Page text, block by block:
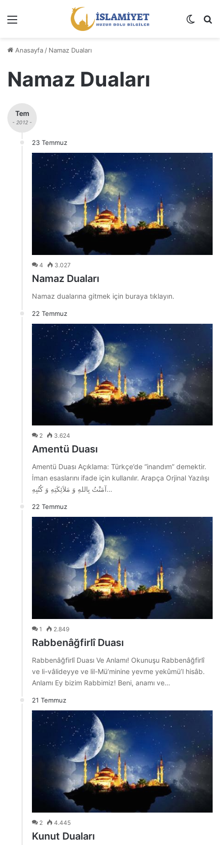
Dış
Anasayfa / Namaz Duaları
Namaz Duaları
Tem
- 2012 -
23 Temmuz
4 3.027
Namaz Duaları
Namaz dualarına gitmek için buraya tıklayın.
22 Temmuz
2 3.624
Amentü Duası
Amentü Duası Açıklama: Türkçe’de “inandım” demektir.
İman esaslarını ifade için kullanılır. Arapça Orjinal Yazılışı
آمَنْتُ بِاللهِ وَ مَلاَئِكَتِهِ وَ كُتُبِهِ…
22 Temmuz
1 2.849
Rabbenâğfirlî Duası
Rabbenâğfirlî Duası Ve Anlamı! Okunuşu Rabbenâğfirlî
ve li-vâlideyye ve lil-Mü’minine yevme yekûmü’l hisâb.
Anlamı Ey bizim Rabbimiz! Beni, anamı ve…
21 Temmuz
2 4.445
Kunut Duaları